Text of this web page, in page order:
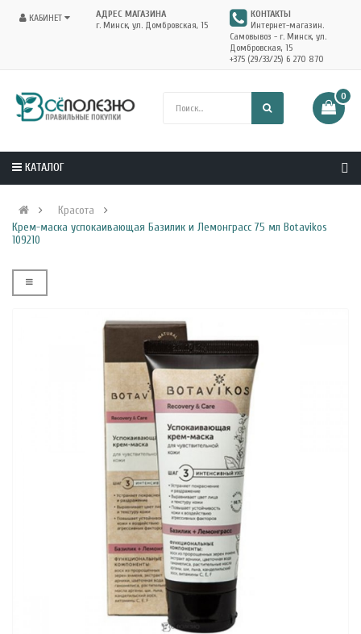
КАБИНЕТ
АДРЕС МАГАЗИНА
г. Минск, ул. Домбровская, 15
КОНТАКТЫ
Интернет-магазин.
Самовывоз - г. Минск, ул.
Домбровская, 15
+375 (29/33/25) 6 270 870
0
КАТАЛОГ
Красота
Крем-маска успокаивающая Базилик и Лемонграсс 75 мл Botavikos
109210